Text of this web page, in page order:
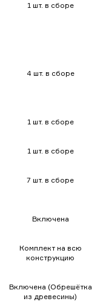
1 шт. в сборе
4 шт. в сборе
1 шт. в сборе
1 шт. в сборе
7 шт. в сборе
Включена
Комплект на всю
конструкцию
Включена (Обрешётка
из древесины)